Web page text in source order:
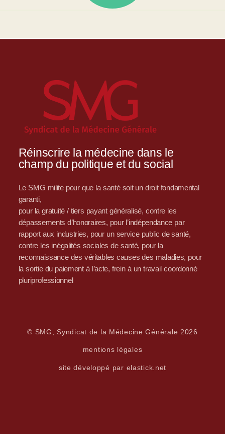
Réinscrire la médecine dans le
champ du politique et du social
Le SMG milite pour que la santé soit un droit fondamental
garanti,
pour la gratuité / tiers payant généralisé, contre les
dépassements d’honoraires, pour l’indépendance par
rapport aux industries, pour un service public de santé,
contre les inégalités sociales de santé, pour la
reconnaissance des véritables causes des maladies, pour
la sortie du paiement à l’acte, frein à un travail coordonné
pluriprofessionnel
© SMG, Syndicat de la Médecine Générale 2026
mentions légales
site développé par elastick.net